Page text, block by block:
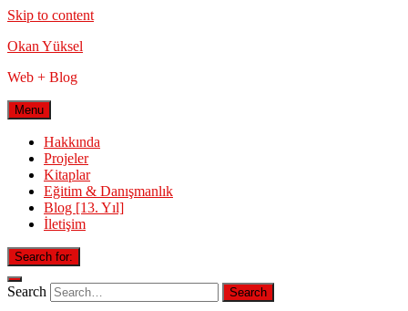
Skip to content
Okan Yüksel
Web + Blog
Menu
Hakkında
Projeler
Kitaplar
Eğitim & Danışmanlık
Blog [13. Yıl]
İletişim
Search for:
Search